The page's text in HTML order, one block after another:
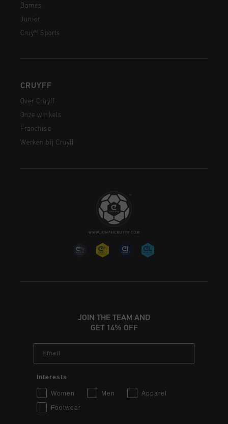
Dames
Junior
Cruyff Sports
CRUYFF
Over Cruyff
Onze winkels
Franchise
Werken bij Cruyff
JOIN THE TEAM AND
GET 14% OFF
Interests
Women Men
Apparel
Footwear